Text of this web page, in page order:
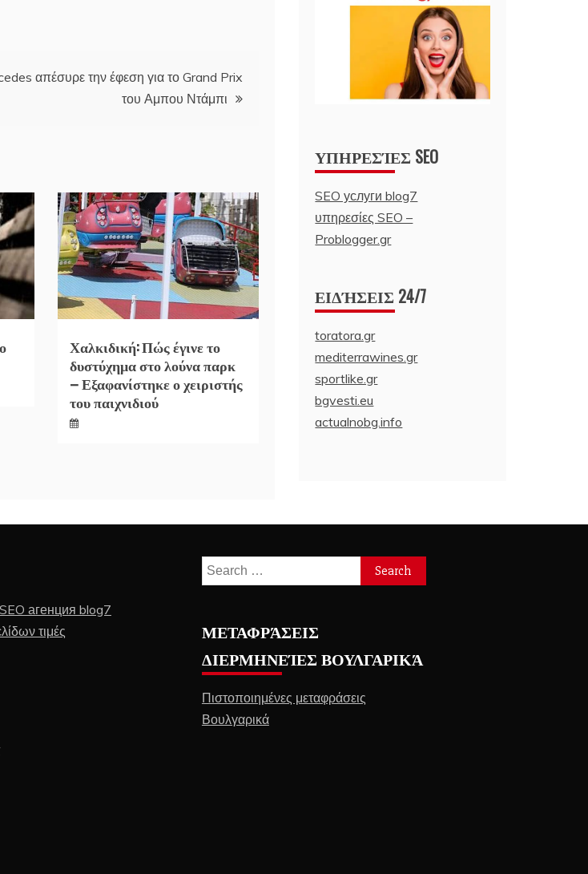
απέσυρε την έφεση για το Grand Prix
του Αμπου Ντάμπι
Χαλκιδική: Πώς έγινε το
δυστύχημα στο λούνα παρκ
– Εξαφανίστηκε ο χειριστής
του παιχνιδιού
ΥΠΗΡΕΣΊΕΣ SEO
SEO услуги blog7
υπηρεσίες SEO –
Problogger.gr
ΕΙΔΉΣΕΙΣ 24/7
toratora.gr
mediterrawines.gr
sportlike.gr
bgvesti.eu
actualnobg.info
агенция blog7
τιμές
Search
for:
ΜΕΤΑΦΡΆΣΕΙΣ
ΔΙΕΡΜΗΝΕΊΕΣ ΒΟΥΛΓΑΡΙΚΆ
Πιστοποιημένες μεταφράσεις
Βουλγαρικά